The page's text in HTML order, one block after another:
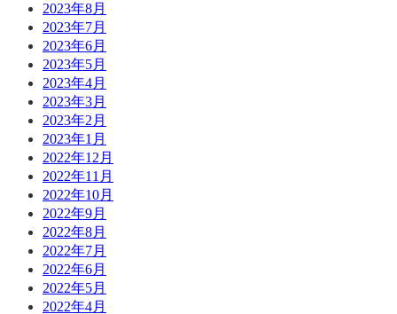
2023年8月
2023年7月
2023年6月
2023年5月
2023年4月
2023年3月
2023年2月
2023年1月
2022年12月
2022年11月
2022年10月
2022年9月
2022年8月
2022年7月
2022年6月
2022年5月
2022年4月